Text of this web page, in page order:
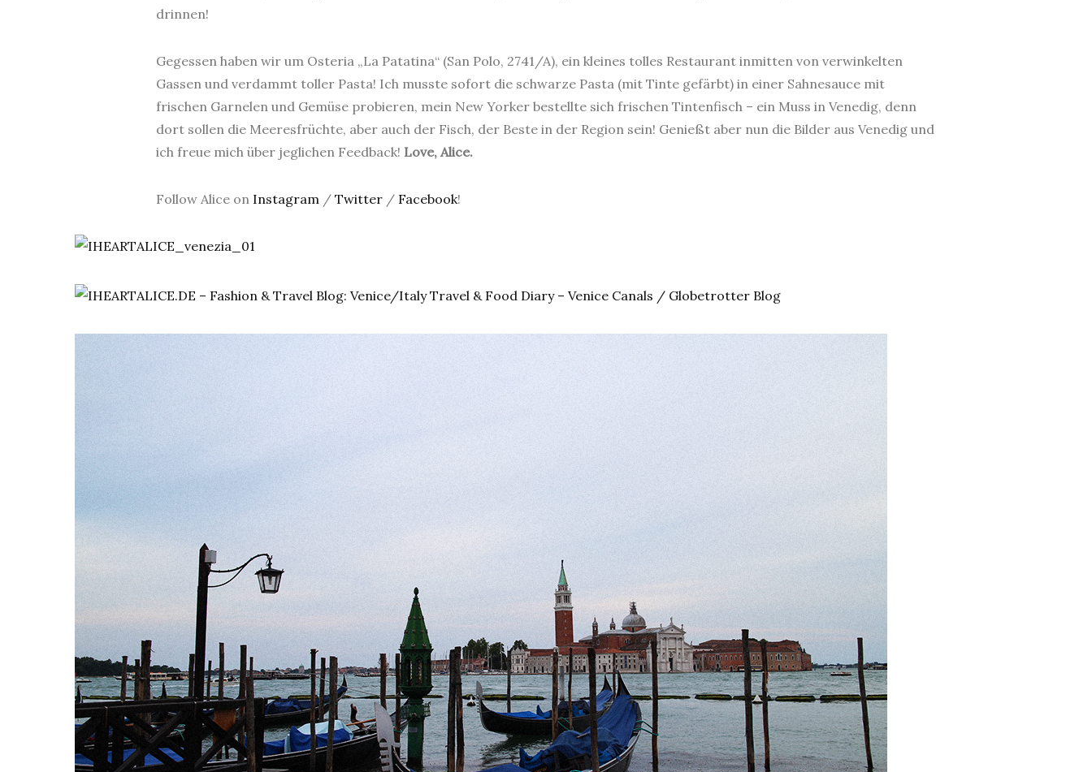
drinnen!
Gegessen haben wir um Osteria „La Patatina“ (San Polo, 2741/A), ein kleines tolles Restaurant inmitten von verwinkelten
Gassen und verdammt toller Pasta! Ich musste sofort die schwarze Pasta (mit Tinte gefärbt) in einer Sahnesauce mit
frischen Garnelen und Gemüse probieren, mein New Yorker bestellte sich frischen Tintenfisch – ein Muss in Venedig, denn
dort sollen die Meeresfrüchte, aber auch der Fisch, der Beste in der Region sein! Genießt aber nun die Bilder aus Venedig und
ich freue mich über jeglichen Feedback! Love, Alice.
Follow Alice on Instagram / Twitter / Facebook!